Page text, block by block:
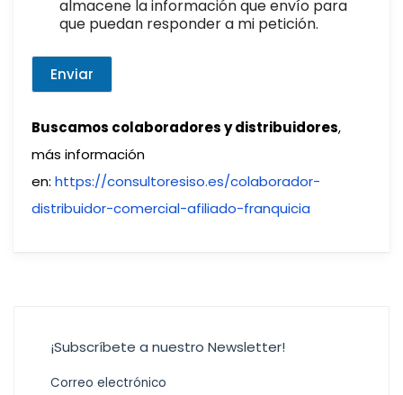
almacene la información que envío para
que puedan responder a mi petición.
Enviar
Buscamos colaboradores y distribuidores,
más información
en: https://consultoresiso.es/colaborador-
distribuidor-comercial-afiliado-franquicia
¡Subscríbete a nuestro Newsletter!
Correo electrónico